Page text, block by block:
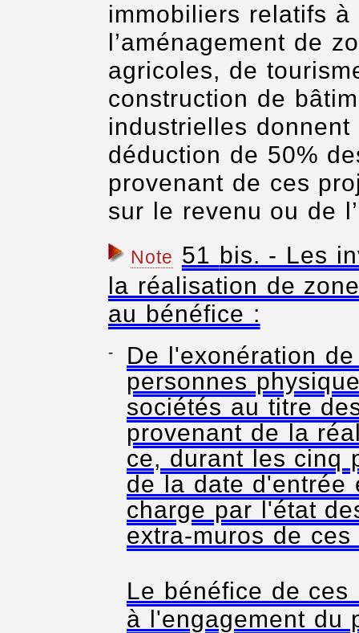
immobiliers relatifs à
l’aménagement de
agricoles, de
construction de
industrielles
déduction de 50%
provenant de ces
sur le revenu ou de
Note 51 bis. - Les
la réalisation de
au bénéfice :
De l'exonération
personnes
sociétés au titre
provenant de la
ce, durant les cinq
de la date d'entrée
charge par l'état
extra-muros de ces
Le bénéfice de
à l'engagement du